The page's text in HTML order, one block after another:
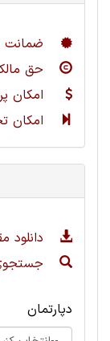
حق
امکان
امکان
دانلود
دپارتمان